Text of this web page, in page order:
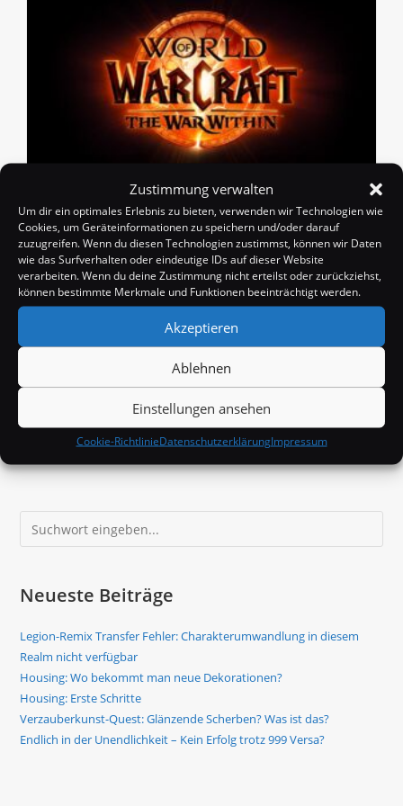
Zustimmung verwalten
Um dir ein optimales Erlebnis zu bieten, verwenden wir Technologien wie
Cookies, um Geräteinformationen zu speichern und/oder darauf
zuzugreifen. Wenn du diesen Technologien zustimmst, können wir Daten
wie das Surfverhalten oder eindeutige IDs auf dieser Website
verarbeiten. Wenn du deine Zustimmung nicht erteilst oder zurückziehst,
können bestimmte Merkmale und Funktionen beeinträchtigt werden.
Akzeptieren
Ablehnen
Einstellungen ansehen
Cookie-RichtlinieDatenschutzerklärungImpressum
Was tun, wenn WoW zu viel
Speicherplatz verbraucht?
Beitrags-
Autor:
Badango
Beitrag
veröffentlicht:
30. Juni 2025
Beitrags-
Kategorie:
Guides / News
Beitrags-
Kommentare:
0 Kommentare
World of Warcraft ist mit seinen mittlerweile 10
Erweiterungen verdammt groß geworden, doch
manchmal scheint es übertrieben viel Speicherplatz
WeiterlesenWas
Wenn
Viel
Speicherplatz
Verbraucht?
Suchen
Neueste Beiträge
Legion-Remix Transfer Fehler: Charakterumwandlung in diesem
Realm nicht verfügbar
Housing: Wo bekommt man neue Dekorationen?
Housing: Erste Schritte
Verzauberkunst-Quest: Glänzende Scherben? Was ist das?
Endlich in der Unendlichkeit – Kein Erfolg trotz 999 Versa?